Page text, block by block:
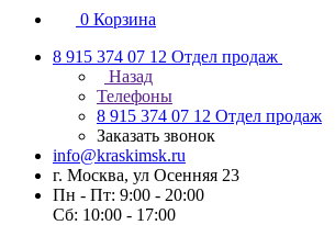
0 Корзина
8 915 374 07 12 Отдел продаж
Назад
Телефоны
8 915 374 07 12 Отдел продаж
Заказать звонок
info@kraskimsk.ru
г. Москва, ул Осенняя 23
Пн - Пт: 9:00 - 20:00
Сб: 10:00 - 17:00